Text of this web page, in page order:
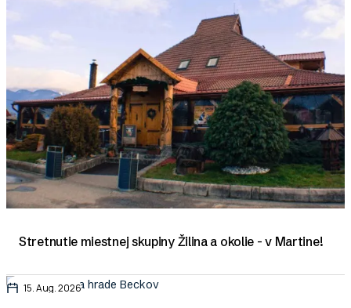
Stretnutie miestnej skupiny Žilina a okolie - v Martine!
15. Aug. 2026